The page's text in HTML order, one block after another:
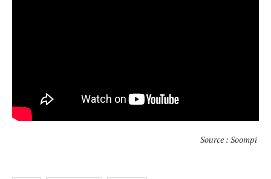
Source : Soompi